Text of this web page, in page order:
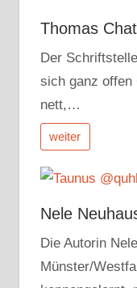
Thomas
Der
sich ganz offen
nett,…
weiter
Nele
Die Autorin
Münster/